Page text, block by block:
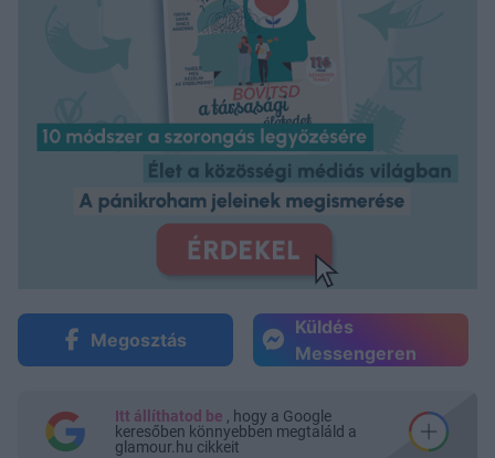
Megosztás
Küldés
Messengeren
Itt állíthatod be , hogy a Google
keresőben könnyebben megtaláld a
glamour.hu cikkeit